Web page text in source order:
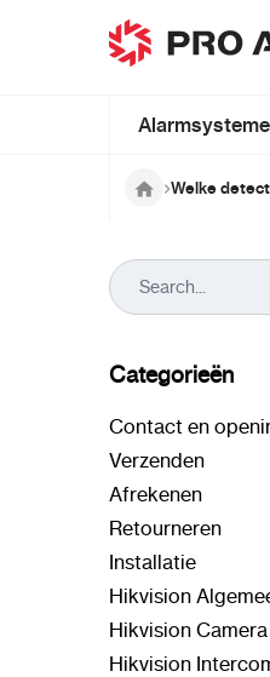
Ga naar de inhoud
Welke
Categorieën
Contact en
Verzenden
Afrekenen
Retourneren
Installatie
Hikvision
Hikvision Camera
Hikvision